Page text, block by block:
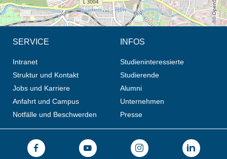
SERVICE
Intranet
Struktur und Kontakt
Jobs und Karriere
Anfahrt und Campus
Notfälle und Beschwerden
INFOS
Studieninteressierte
Studierende
Alumni
Unternehmen
Presse